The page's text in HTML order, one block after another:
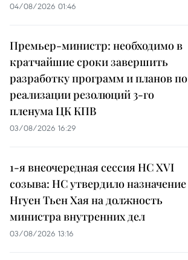
04/08/2026 01:46
Премьер-министр: необходимо в
кратчайшие сроки завершить
разработку программ и планов по
реализации резолюций 3-го
пленума ЦК КПВ
03/08/2026 16:29
1-я внеочередная сессия НС XVI
созыва: НС утвердило назначение
Нгуен Тьен Хая на должность
министра внутренних дел
03/08/2026 13:16